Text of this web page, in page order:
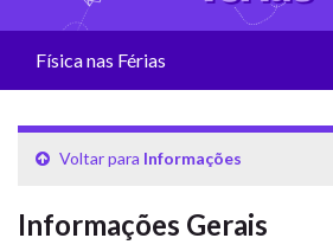
Física nas Férias
Voltar para Informações
Informações Gerais